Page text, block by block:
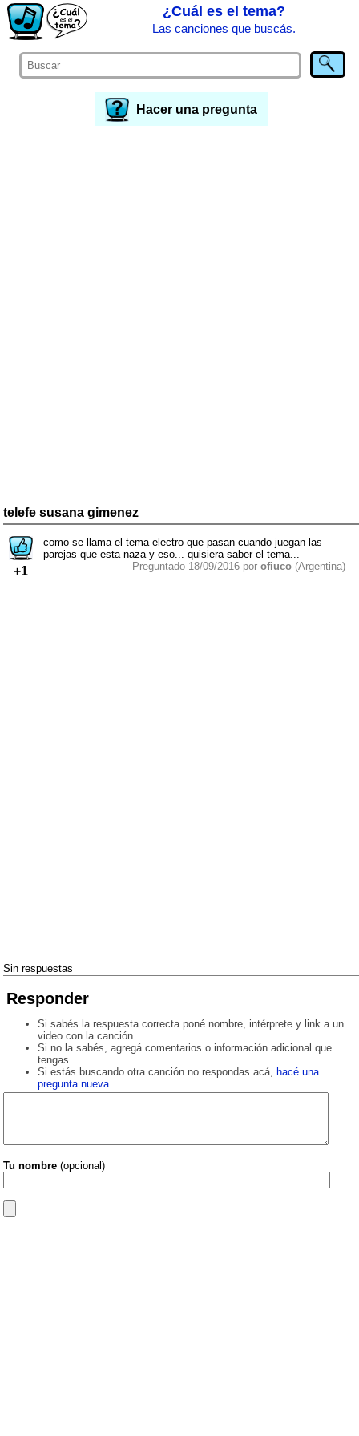
¿Cuál es el tema?
Las canciones que buscás.
Hacer una pregunta
telefe susana gimenez
+1
como se llama el tema electro que pasan cuando juegan las
parejas que esta naza y eso... quisiera saber el tema...
Preguntado 18/09/2016 por ofiuco (Argentina)
Sin respuestas
Responder
Si sabés la respuesta correcta poné nombre, intérprete y link a un
video con la canción.
Si no la sabés, agregá comentarios o información adicional que
tengas.
Si estás buscando otra canción no respondas acá, hacé una
pregunta nueva.
Tu nombre (opcional)